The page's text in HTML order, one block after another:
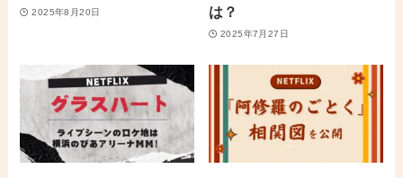
2025年8月20日
は？
2025年7月27日